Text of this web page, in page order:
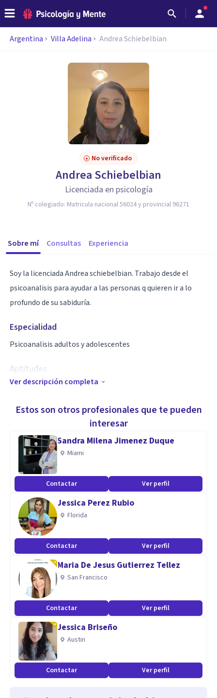
Argentina Villa Adelina Andrea Schiebelbian
No verificado
Andrea Schiebelbian
Licenciada en psicología
Nº colegiado: Matricula nacional 56024 y provincial 96271
Sobre mí Consultas Experiencia
Soy la licenciada Andrea schiebelbian. Trabajo desde el
psicoanalisis para ayudar a las personas q quieren ir a lo
profundo de su sabiduría.
Especialidad
Psicoanalisis adultos y adolescentes
Aptitudes
Escucha
Ver descripción completa
Estos son otros profesionales que te pueden
interesar
Sandra Milena Jimenez Duque
Miami
Contactar Ver perfil
Jessica Perez Rubio
Florida
Contactar Ver perfil
Maria De Jesus Gutierrez Tellez
San Francisco
Contactar Ver perfil
Jessica Briseño
Austin
Contactar Ver perfil